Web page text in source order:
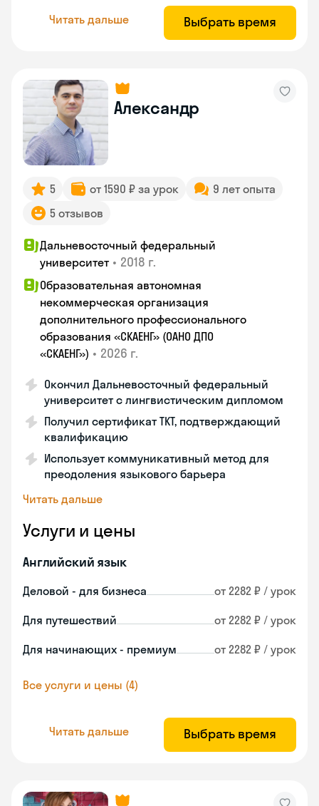
Читать дальше Выбрать время
Александр
5 от 1590 ₽ за урок
9 лет опыта
5 отзывов
Дальневосточный федеральный
университет • 2018 г.
Образовательная автономная
некоммерческая организация
дополнительного профессионального
образования «СКАЕНГ» (ОАНО ДПО
«СКАЕНГ») • 2026 г.
Окончил Дальневосточный федеральный
университет с лингвистическим дипломом
Получил сертификат TKT, подтверждающий
квалификацию
Использует коммуникативный метод для
преодоления языкового барьера
Читать дальше
Услуги и цены
Английский язык
Деловой - для бизнеса от 2282 ₽ / урок
Для путешествий от 2282 ₽ / урок
Для начинающих - премиум от 2282 ₽ / урок
Все услуги и цены (4)
Читать дальше Выбрать время